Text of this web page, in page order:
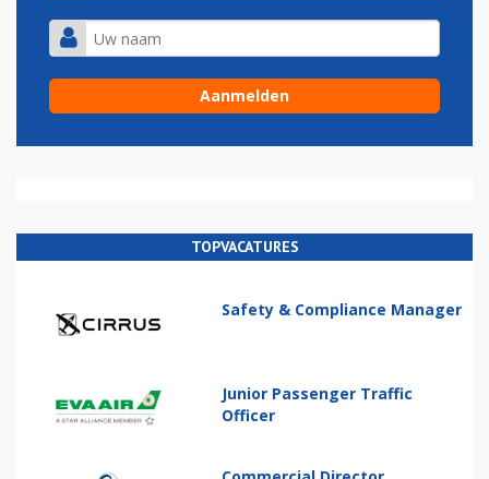
TOPVACATURES
Safety & Compliance Manager
Junior Passenger Traffic
Officer